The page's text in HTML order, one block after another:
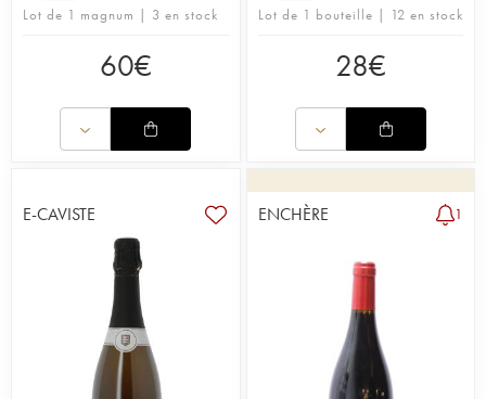
Lot de 1 magnum | 3 en stock
60€
Lot de 1 bouteille | 12 en stock
28€
E-CAVISTE ENCHÈRE 1